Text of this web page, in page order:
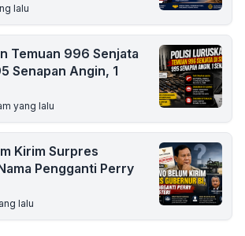
lalu
Temuan 996 Senjata
Senapan Angin, 1
yang lalu
Kirim Surpres
Pengganti Perry
lalu